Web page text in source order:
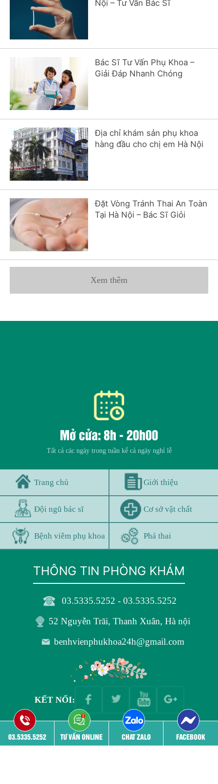
Nội – Tư Vấn Bác Sĩ
Bác Sĩ Tư Vấn Phụ Khoa –
Giải Đáp Nhanh Chóng
Địa chỉ khám sản phụ khoa
hàng đầu cho chị em Hà Nội
Đặt Vòng Tránh Thai An Toàn
Tại Hà Nội – Bác Sĩ Giỏi
Xem thêm
Mở cửa: 8h - 20h00
Tất cả các ngày trong tuần kể cả ngày nghỉ lễ
Trang chủ Giới thiệu
Đội ngũ bác sĩ Cơ sở vật chất
Bệnh viêm phụ khoa Phá thai
THÔNG TIN PHÒNG KHÁM
03.5335.5252 - 03.5335.5252
52 Nguyễn Trãi, Thanh Xuân, Hà nội
benhvienphukhoa24h@gmail.com
KẾT NỐI:
Bản quyền thuộcPhòng khám Đa khoa 52 Nguyễn Trãi
03.5335.5252 TƯ VẤN ONLINE CHAT ZALO FACEBOOK